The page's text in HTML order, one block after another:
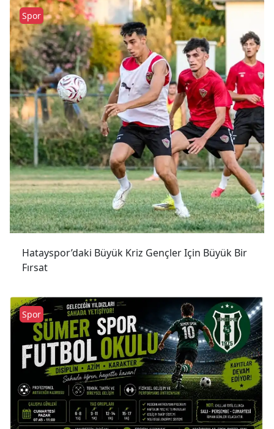
Hatayspor’daki Büyük Kriz Gençler Için Büyük Bir
Fırsat
Spor
Spor